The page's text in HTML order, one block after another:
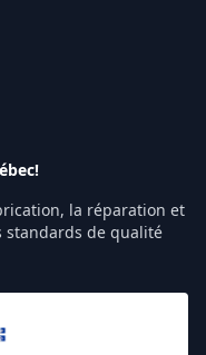
la réparation et
standards de qualité